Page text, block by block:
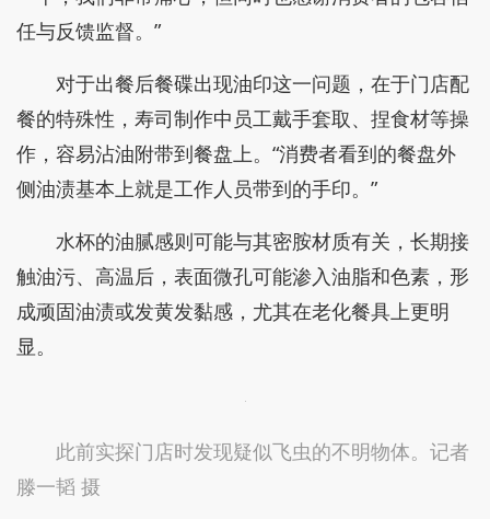
“不管是虫子还是紫菜，都不该出现”
理的寿司郎华东区域负责人刘焱龙。
针对此次卫生风波，刘焱龙坦言，对相关门店经
营产生了明显影响。“门店的客流量比平时减少了约
任与反馈监督。”
对于出餐后餐碟出现油印这一问题，在于门店配
餐的特殊性，寿司制作中员工戴手套取、捏食材等操
水杯的油腻感则可能与其密胺材质有关，长期接
触油污、高温后，表面微孔可能渗入油脂和色素，形